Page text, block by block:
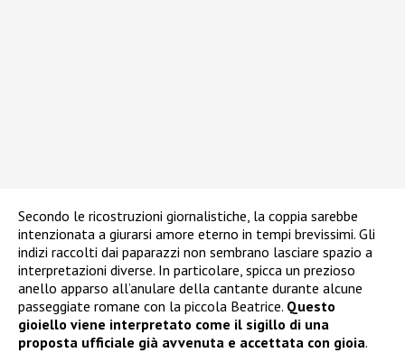
Secondo le ricostruzioni giornalistiche, la coppia sarebbe
intenzionata a giurarsi amore eterno in tempi brevissimi. Gli
indizi raccolti dai paparazzi non sembrano lasciare spazio a
interpretazioni diverse. In particolare, spicca un prezioso
anello apparso all’anulare della cantante durante alcune
passeggiate romane con la piccola Beatrice. Questo
gioiello viene interpretato come il sigillo di una
proposta ufficiale già avvenuta e accettata con gioia.